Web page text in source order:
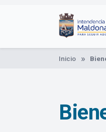
Inicio